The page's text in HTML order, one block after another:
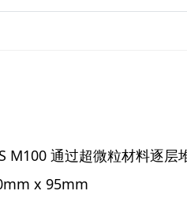
M100 通过超微粒材料逐
x 95mm